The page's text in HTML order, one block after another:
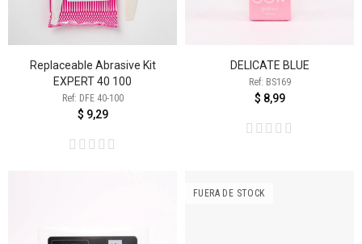
Replaceable Abrasive Kit
EXPERT 40 100
Ref: DFE 40-100
$ 9,29
DELICATE BLUE
Ref: BS169
$ 8,99
FUERA DE STOCK